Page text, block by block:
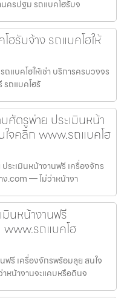
นครปฐม รถแบคโฮรับจ
ฮรับจ้าง รถแบคโฮให้
ถแบคโฮให้เช่า บริการครบวงจร
รถแบคโฮรั
ตรูพ่าย ประเมินหน้า
จคลิก www.รถแบคโฮ
ะเมินหน้างานฟรี เครื่องจักร
.com — ไม่ว่าหน้างา
นหน้างานฟรี
รถแบคโฮ
ฟรี เครื่องจักรพร้อมลุย สนใจ
หน้างานจะแคบหรือดินจ